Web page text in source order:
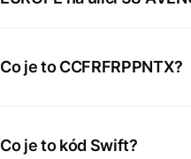
Co je to CCFRFRPPNTX?
Co je to kód Swift?